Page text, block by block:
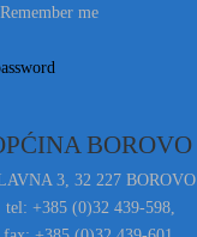
Remember me
BOROVO
3, 32 227 BOROVO
tel: +385 (0)32 439-598,